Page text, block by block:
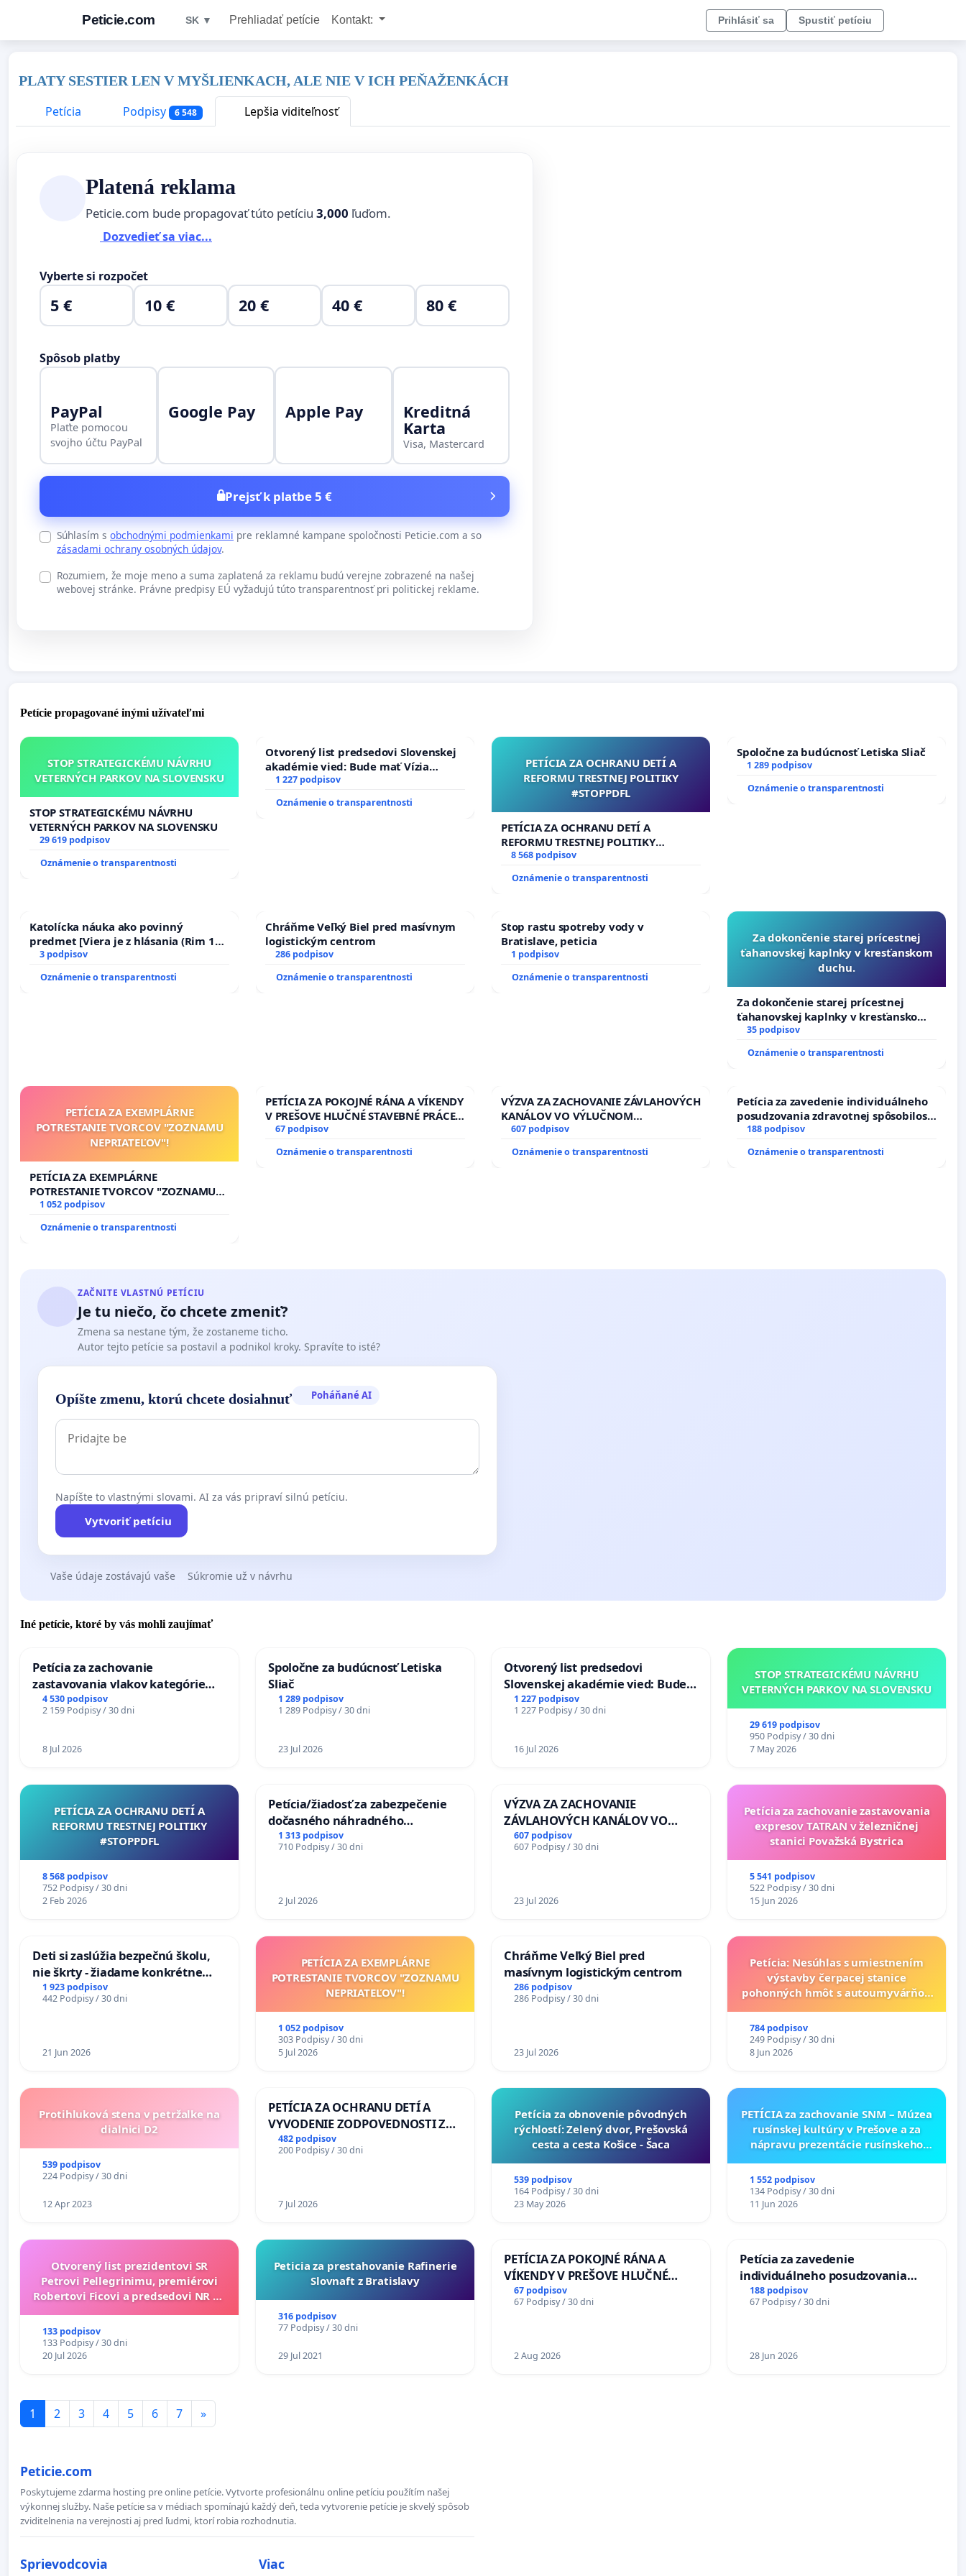
Peticie.com SK ▼ Prehliadať petície Kontakt: Prihlásiť sa Spustiť petíciu
PLATY SESTIER LEN V MYŠLIENKACH, ALE NIE V ICH PEŇAŽENKÁCH
Petícia
Podpisy 6 548 Lepšia viditeľnosť
Platená reklama
Peticie.com bude propagovať túto petíciu 3,000 ľuďom.
Dozvedieť sa viac...
Vyberte si rozpočet
5 € 10 € 20 € 40 € 80 €
Spôsob platby
PayPal
Plaťte pomocou
svojho účtu PayPal
Google Pay Apple Pay Kreditná
Karta
Visa, Mastercard
Prejsť k platbe 5 €
Súhlasím s obchodnými podmienkami pre reklamné kampane spoločnosti Peticie.com a so
zásadami ochrany osobných údajov.
Rozumiem, že moje meno a suma zaplatená za reklamu budú verejne zobrazené na našej
webovej stránke. Právne predpisy EÚ vyžadujú túto transparentnosť pri politickej reklame.
Petície propagované inými užívateľmi
STOP STRATEGICKÉMU NÁVRHU
VETERNÝCH PARKOV NA SLOVENSKU
STOP STRATEGICKÉMU NÁVRHU
VETERNÝCH PARKOV NA SLOVENSKU
29 619 podpisov
Oznámenie o transparentnosti
Otvorený list predsedovi Slovenskej
akadémie vied: Bude mať Vízia
Slovenska 2040 mravnú chrbticu?
1 227 podpisov
Oznámenie o transparentnosti
PETÍCIA ZA OCHRANU DETÍ A
REFORMU TRESTNEJ POLITIKY
#STOPPDFL
PETÍCIA ZA OCHRANU DETÍ A
REFORMU TRESTNEJ POLITIKY
#STOPPDFL
8 568 podpisov
Oznámenie o transparentnosti
Spoločne za budúcnosť Letiska Sliač
1 289 podpisov
Oznámenie o transparentnosti
Katolícka náuka ako povinný
predmet [Viera je z hlásania (Rim 10,
17)]
3 podpisov
Oznámenie o transparentnosti
Chráňme Veľký Biel pred masívnym
logistickým centrom
286 podpisov
Oznámenie o transparentnosti
Stop rastu spotreby vody v
Bratislave, peticia
1 podpisov
Oznámenie o transparentnosti
Za dokončenie starej prícestnej
ťahanovskej kaplnky v kresťanskom
duchu.
Za dokončenie starej prícestnej
ťahanovskej kaplnky v kresťanskom
duchu.
35 podpisov
Oznámenie o transparentnosti
PETÍCIA ZA EXEMPLÁRNE
POTRESTANIE TVORCOV "ZOZNAMU
NEPRIATEĽOV"!
PETÍCIA ZA EXEMPLÁRNE
POTRESTANIE TVORCOV "ZOZNAMU
NEPRIATEĽOV"!
1 052 podpisov
Oznámenie o transparentnosti
PETÍCIA ZA POKOJNÉ RÁNA A VÍKENDY
V PREŠOVE HLUČNÉ STAVEBNÉ PRÁCE
V SOBOTU LEN OD 9.00 DO 13.00
8.00 – 18.00 HOD. A PRAVIDELNÁ
67 podpisov
Oznámenie o transparentnosti
VÝZVA ZA ZACHOVANIE ZÁVLAHOVÝCH
KANÁLOV VO VÝLUČNOM
VLASTNÍCTVE A POD KONTROLOU
riešenie zanedbaného stavu
607 podpisov
Oznámenie o transparentnosti
Petícia za zavedenie individuálneho
posudzovania zdravotnej spôsobilosti
osôb s diabetom 1. a 2. typu pri
188 podpisov
Oznámenie o transparentnosti
ZAČNITE VLASTNÚ PETÍCIU
Je tu niečo, čo chcete zmeniť?
Zmena sa nestane tým, že zostaneme ticho.
Autor tejto petície sa postavil a podnikol kroky. Spravíte to isté?
Opíšte zmenu, ktorú chcete dosiahnuť Poháňané AI
Napíšte to vlastnými slovami. AI za vás pripraví silnú petíciu.
Vytvoriť petíciu
Vaše údaje zostávajú vaše Súkromie už v návrhu
Iné petície, ktoré by vás mohli zaujímať
Petícia za zachovanie
zastavovania vlakov kategórie
Expres (Ex) TATRAN v železničnej
stanici Púchov
4 530 podpisov
2 159 Podpisy / 30 dni
8 Jul 2026
Spoločne za budúcnosť Letiska
Sliač
1 289 podpisov
1 289 Podpisy / 30 dni
23 Jul 2026
Otvorený list predsedovi
Slovenskej akadémie vied: Bude
mať Vízia Slovenska 2040 mravnú
chrbticu?
1 227 podpisov
1 227 Podpisy / 30 dni
16 Jul 2026
STOP STRATEGICKÉMU NÁVRHU
VETERNÝCH PARKOV NA SLOVENSKU
29 619 podpisov
950 Podpisy / 30 dni
7 May 2026
PETÍCIA ZA OCHRANU DETÍ A
REFORMU TRESTNEJ POLITIKY
#STOPPDFL
8 568 podpisov
752 Podpisy / 30 dni
2 Feb 2026
Petícia/žiadosť za zabezpečenie
dočasného náhradného
premostenia Váhu počas úplnej
uzávery Vážskeho mosta v
1 313 podpisov
710 Podpisy / 30 dni
2 Jul 2026
VÝZVA ZA ZACHOVANIE
ZÁVLAHOVÝCH KANÁLOV VO
VÝLUČNOM VLASTNÍCTVE A POD
KONTROLOU SLOVENSKEJ
a odvodňovacích kanálov na
607 podpisov
607 Podpisy / 30 dni
23 Jul 2026
Petícia za zachovanie zastavovania
expresov TATRAN v železničnej
stanici Považská Bystrica
5 541 podpisov
522 Podpisy / 30 dni
15 Jun 2026
Deti si zaslúžia bezpečnú školu,
nie škrty - žiadame konkrétne
opatrenia na zlepšenie situácie v
školstve
1 923 podpisov
442 Podpisy / 30 dni
21 Jun 2026
PETÍCIA ZA EXEMPLÁRNE
POTRESTANIE TVORCOV "ZOZNAMU
NEPRIATEĽOV"!
1 052 podpisov
303 Podpisy / 30 dni
5 Jul 2026
Chráňme Veľký Biel pred
masívnym logistickým centrom
286 podpisov
286 Podpisy / 30 dni
23 Jul 2026
Petícia: Nesúhlas s umiestnením
výstavby čerpacej stanice
pohonných hmôt s autoumyvárňou
Grob - Čierna Voda
784 podpisov
249 Podpisy / 30 dni
8 Jun 2026
Protihluková stena v petržalke na
dialnici D2
539 podpisov
224 Podpisy / 30 dni
12 Apr 2023
PETÍCIA ZA OCHRANU DETÍ A
VYVODENIE ZODPOVEDNOSTI ZA
DLHOROČNÚ NEČINNOSŤ A
ZLYHANIE ŠTÁTU
482 podpisov
200 Podpisy / 30 dni
7 Jul 2026
​Petícia za obnovenie pôvodných
rýchlostí: Zelený dvor, Prešovská
cesta a cesta Košice - Šaca
539 podpisov
164 Podpisy / 30 dni
23 May 2026
PETÍCIA za zachovanie SNM – Múzea
rusínskej kultúry v Prešove a za
nápravu prezentácie rusínskeho
Múzeu ukrajinskej kultúry vo
Svidníku
1 552 podpisov
134 Podpisy / 30 dni
11 Jun 2026
Otvorený list prezidentovi SR
Petrovi Pellegrinimu, premiérovi
Robertovi Ficovi a predsedovi NR SR
133 podpisov
133 Podpisy / 30 dni
20 Jul 2026
Peticia za prestahovanie Rafinerie
Slovnaft z Bratislavy
316 podpisov
77 Podpisy / 30 dni
29 Jul 2021
PETÍCIA ZA POKOJNÉ RÁNA A
VÍKENDY V PREŠOVE HLUČNÉ
STAVEBNÉ PRÁCE V SOBOTU LEN
OD 9.00 DO 13.00 HOD., CEZ
KONTROLA STAVBY C-AREA NA
67 podpisov
67 Podpisy / 30 dni
2 Aug 2026
Petícia za zavedenie
individuálneho posudzovania
zdravotnej spôsobilosti osôb s
diabetom 1. a 2. typu pri prijímaní
188 podpisov
67 Podpisy / 30 dni
28 Jun 2026
1 2 3 4 5 6 7 »
Peticie.com
Poskytujeme zdarma hosting pre online petície. Vytvorte profesionálnu online petíciu použítím našej
výkonnej služby. Naše petície sa v médiach spomínajú každý deň, teda vytvorenie petície je skvelý spôsob
zviditelnenia na verejnosti aj pred ľudmi, ktorí robia rozhodnutia.
Sprievodcovia Viac